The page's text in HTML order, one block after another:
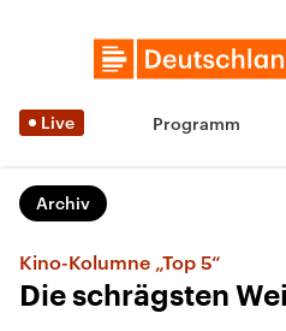
Live Programm
Archiv
Kino-Kolumne „Top 5“
Die schrägsten